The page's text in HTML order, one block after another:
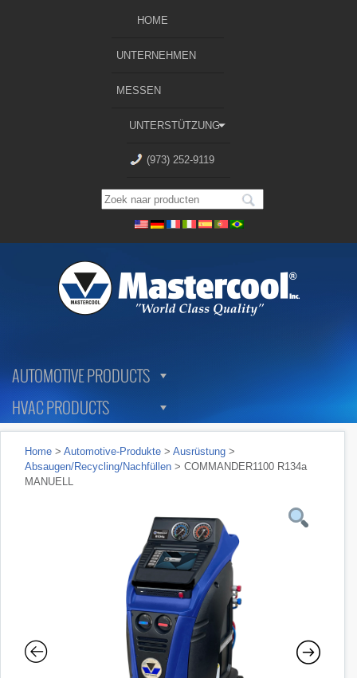
HOME
UNTERNEHMEN
MESSEN
UNTERSTÜTZUNG
(973) 252-9119
AUTOMOTIVE PRODUCTS
HVAC PRODUCTS
Home > Automotive-Produkte > Ausrüstung >
Absaugen/Recycling/Nachfüllen > COMMANDER1100 R134a
MANUELL